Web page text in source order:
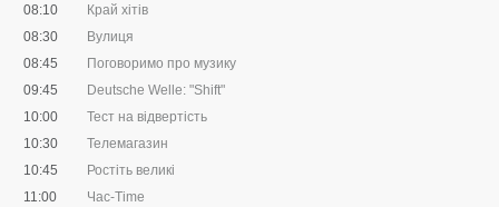
08:10
Край хітів
08:30
Вулиця
08:45
Поговоримо про музику
09:45
Deutsche Welle: "Shift"
10:00
Тест на відвертість
10:30
Телемагазин
10:45
Ростіть великі
11:00
Час-Time